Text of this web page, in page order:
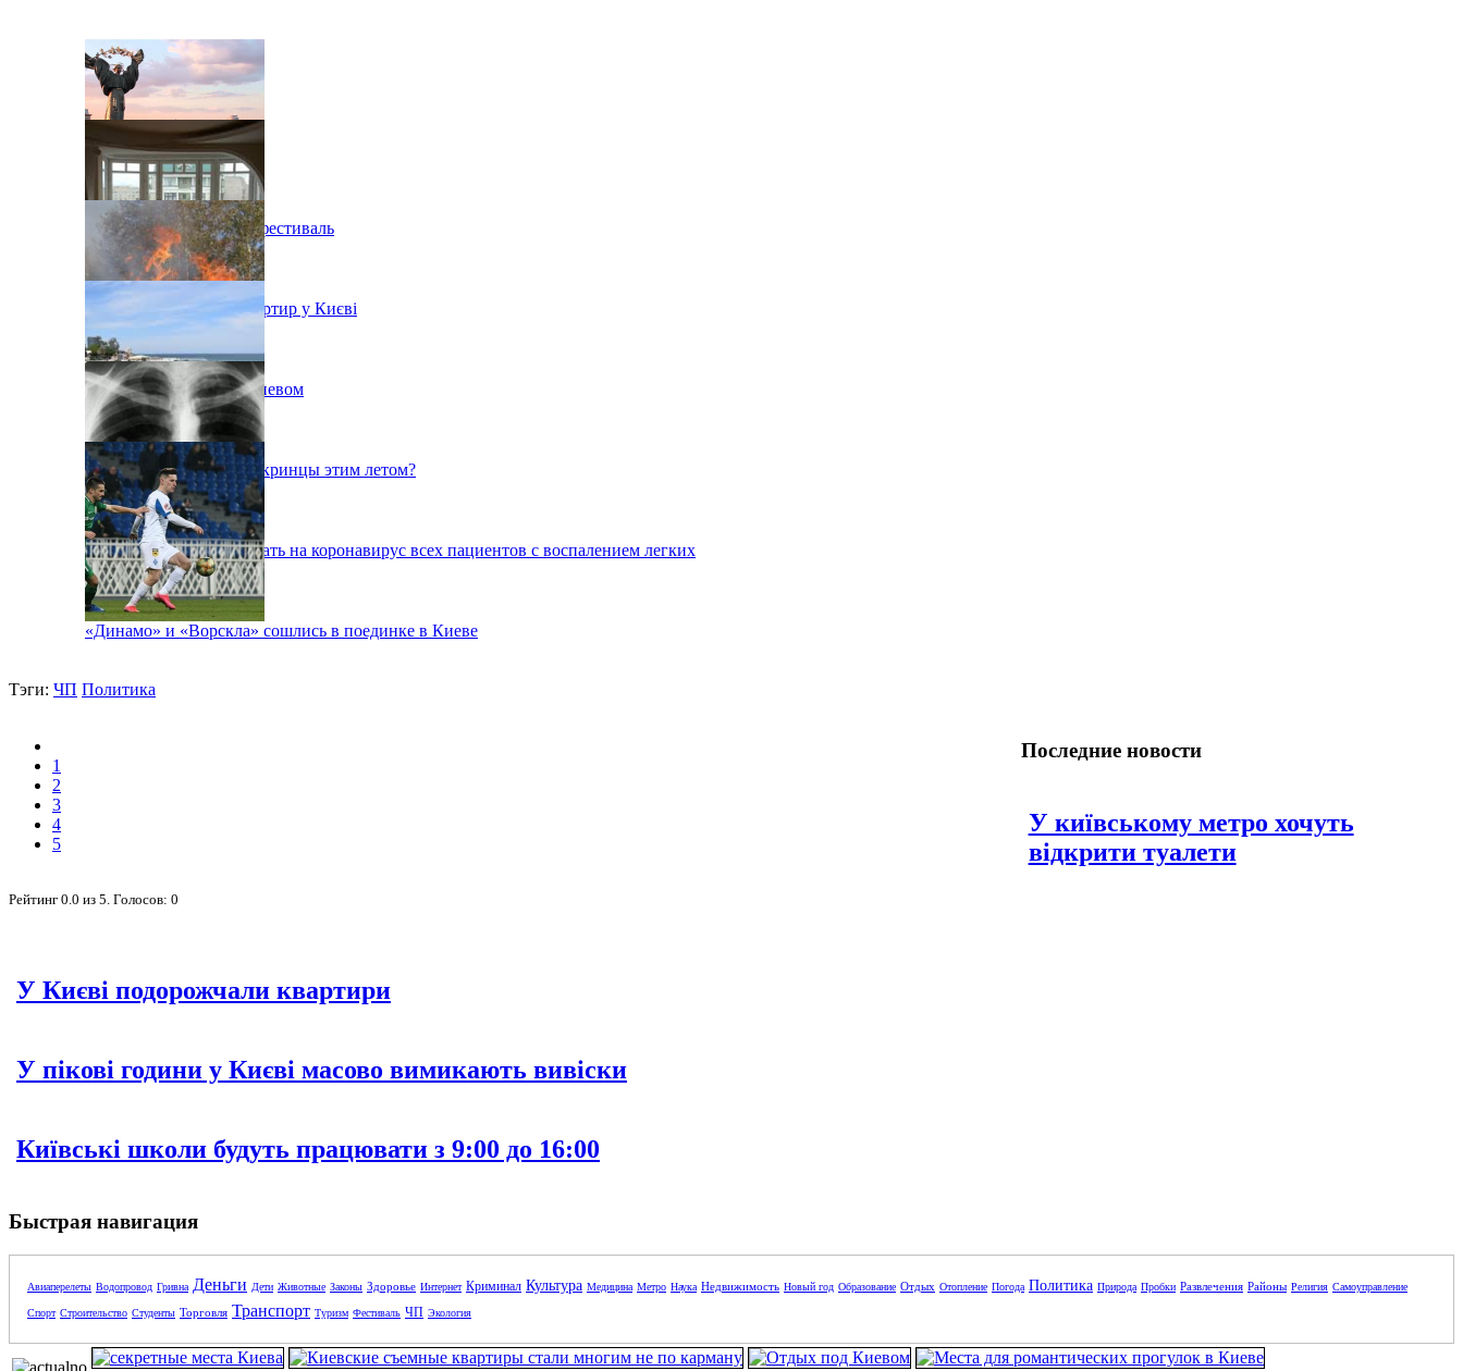
В Киеве состоится эко-фестиваль
Ситуація з орендою квартир у Києві
Пожар на свалке под Киевом
Куда поедут отдыхать укринцы этим летом?
В Киеве будут тестировать на коронавирус всех пациентов с воспалением легких
«Динамо» и «Ворскла» сошлись в поединке в Киеве
Тэги: ЧП Политика
1
2
3
4
5
Рейтинг 0.0 из 5 . Голосов: 0
Последние новости
У київському метро хочуть
відкрити туалети
У Києві подорожчали квартири
У пікові години у Києві масово вимикають вивіски
Київські школи будуть працювати з 9:00 до 16:00
Быстрая навигация
Авиаперелеты Водопровод Гривна Деньги Дети Животные Законы Здоровье Интернет Криминал Культура Медицина Метро Наука Недвижимость Новый год Образование Отдых Отопление Погода Политика Природа Пробки Развлечения Районы Религия Самоуправление
Спорт Строительство Студенты Торговля Транспорт Туризм Фестиваль ЧП Экология